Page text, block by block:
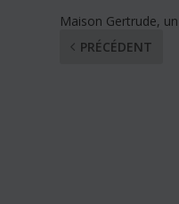
Maison Gertrude,
PRÉCÉDENT